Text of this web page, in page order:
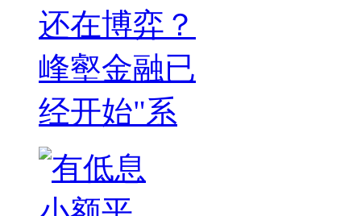
还在博弈？
峰壑金融已
经开始"系